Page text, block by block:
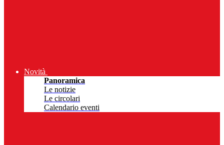
Novità
Panoramica
Le notizie
Le circolari
Calendario eventi